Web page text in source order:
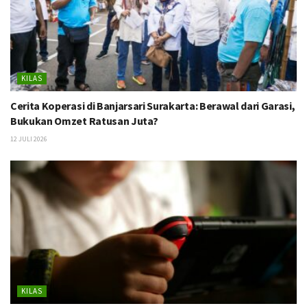
KILAS
Cerita Koperasi di Banjarsari Surakarta: Berawal dari Garasi,
Bukukan Omzet Ratusan Juta?
12 JULI 2026
KILAS